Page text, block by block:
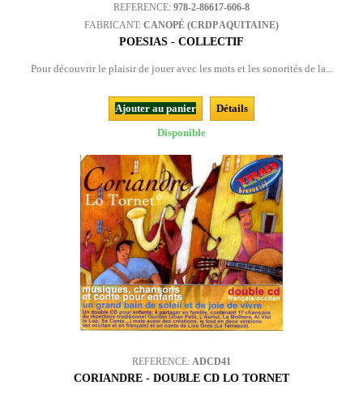
REFERENCE: 978-2-86617-606-8
FABRICANT: CANOPÉ (CRDP AQUITAINE)
POESIAS - COLLECTIF
Pour découvrir le plaisir de jouer avec les mots et les sonorités de la...
Ajouter au panier
Détails
Disponible
REFERENCE: ADCD41
CORIANDRE - DOUBLE CD LO TORNET